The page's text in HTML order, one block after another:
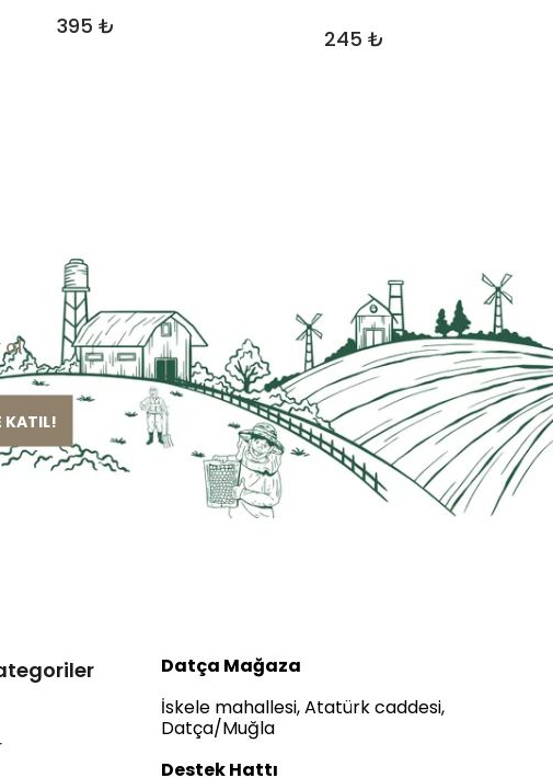
395 ₺ 245 ₺
ol
KATIL!
Datça Mağaza
İskele mahallesi, Atatürk caddesi,
Datça/Muğla
Destek Hattı